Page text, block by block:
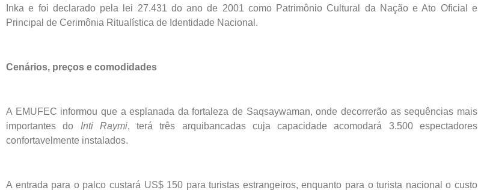
Inka e foi declarado pela lei 27.431 do ano de 2001 como Patrimônio Cultural da Nação e Ato Oficial e
Principal de Cerimônia Ritualística de Identidade Nacional.
Cenários, preços e comodidades
A EMUFEC informou que a esplanada da fortaleza de Saqsaywaman, onde decorrerão as sequências mais
importantes do Inti Raymi, terá três arquibancadas cuja capacidade acomodará 3.500 espectadores
confortavelmente instalados.
A entrada para o palco custará US$ 150 para turistas estrangeiros, enquanto para o turista nacional o custo